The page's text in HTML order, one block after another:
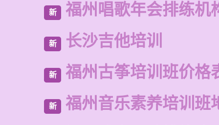
新 福州唱歌年会排练机
新 长沙吉他培训
新 福州古筝培训班价格
新 福州音乐素养培训班